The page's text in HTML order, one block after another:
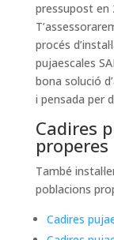
pressupost en
procés
pujaescales
bona solució
i pensada per
Cadires
properes
També
poblacions
Cadires